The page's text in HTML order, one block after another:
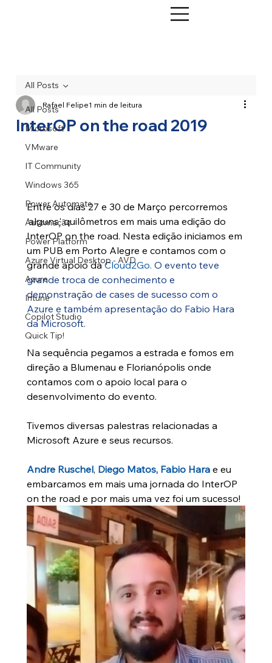
All Posts
Microsoft
VMware
IT Community
Windows 365
Power Automate
Automação
Power Platform
Azure Virtual Desktop - AVD
Azure
Intune
Copilot Studio
Quick Tip!
All Posts
InterOP on the road 2019
Rafael Felipe1 min de leitura
Entre os dias 27 e 30 de Março percorremos
'alguns' quilômetros em mais uma edição do
InterOP on the road. Nesta edição iniciamos em
um PUB em Porto Alegre e contamos com o
grande apoio da Cloud2Go. O evento teve
grande troca de conhecimento e
demonstração de cases de sucesso com o
Azure e também apresentação do Fabio Hara
da Microsoft.
Na sequência pegamos a estrada e fomos em
direção a Blumenau e Florianópolis onde
contamos com o apoio local para o
desenvolvimento do evento.
Tivemos diversas palestras relacionadas a
Microsoft Azure e seus recursos.
Andre Ruschel, Diego Matos, Fabio Hara e eu
embarcamos em mais uma jornada do InterOP
on the road e por mais uma vez foi um sucesso!